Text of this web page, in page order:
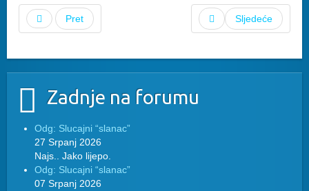
Pret Sljedeće
Zadnje na forumu
Odg: Slucajni “slanac”
27 Srpanj 2026
Najs.. Jako lijepo.
Odg: Slucajni “slanac”
07 Srpanj 2026